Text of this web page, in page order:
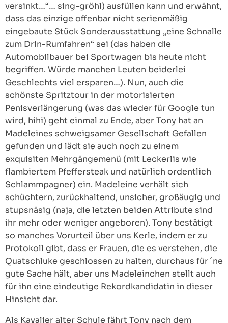
versinkt…“… sing-gröhl) ausfüllen kann und erwähnt,
dass das einzige offenbar nicht serienmäßig
eingebaute Stück Sonderausstattung „eine Schnalle
zum Drin-Rumfahren“ sei (das haben die
Automobilbauer bei Sportwagen bis heute nicht
begriffen. Würde manchen Leuten beiderlei
Geschlechts viel ersparen…). Nun, auch die
schönste Spritztour in der motorisierten
Penisverlängerung (was das wieder für Google tun
wird, hihi) geht einmal zu Ende, aber Tony hat an
Madeleines schweigsamer Gesellschaft Gefallen
gefunden und lädt sie auch noch zu einem
exquisiten Mehrgängemenü (mit Leckerlis wie
flambiertem Pfeffersteak und natürlich ordentlich
Schlammpagner) ein. Madeleine verhält sich
schüchtern, zurückhaltend, unsicher, großäugig und
stupsnäsig (naja, die letzten beiden Attribute sind
ihr mehr oder weniger angeboren). Tony bestätigt
so manches Vorurteil über uns Kerle, indem er zu
Protokoll gibt, dass er Frauen, die es verstehen, die
Quatschluke geschlossen zu halten, durchaus für ´ne
gute Sache hält, aber uns Madeleinchen stellt auch
für ihn eine eindeutige Rekordkandidatin in dieser
Hinsicht dar.
Als Kavalier alter Schule fährt Tony nach dem